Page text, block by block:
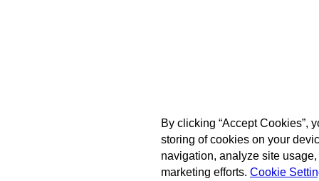
By clicking “Accept Cookies”,
storing of cookies on your
navigation, analyze site
marketing efforts. Cookie